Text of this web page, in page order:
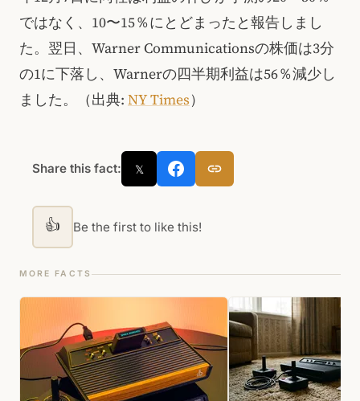
ではなく、10〜15％にとどまったと報告しまし
た。翌日、Warner Communicationsの株価は3分
の1に下落し、Warnerの四半期利益は56％減少し
ました。（出典: NY Times）
Share this fact: 𝕏
👍 Be the first to like this!
MORE FACTS